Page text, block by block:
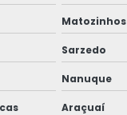
Matozinhos
Sarzedo
Nanuque
Araçuaí